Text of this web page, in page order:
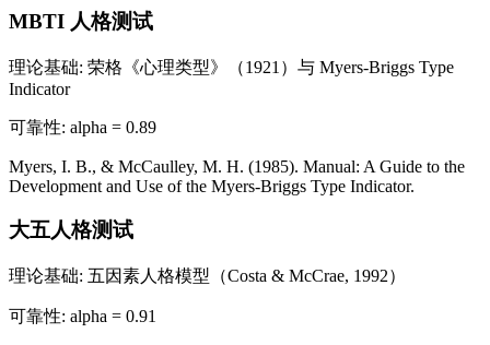
MBTI 人格测试
理论基础: 荣格《心理类型》（1921）与 Myers-Briggs Type
Indicator
可靠性: alpha = 0.89
Myers, I. B., & McCaulley, M. H. (1985). Manual: A Guide to the
Development and Use of the Myers-Briggs Type Indicator.
大五人格测试
理论基础: 五因素人格模型（Costa & McCrae, 1992）
可靠性: alpha = 0.91